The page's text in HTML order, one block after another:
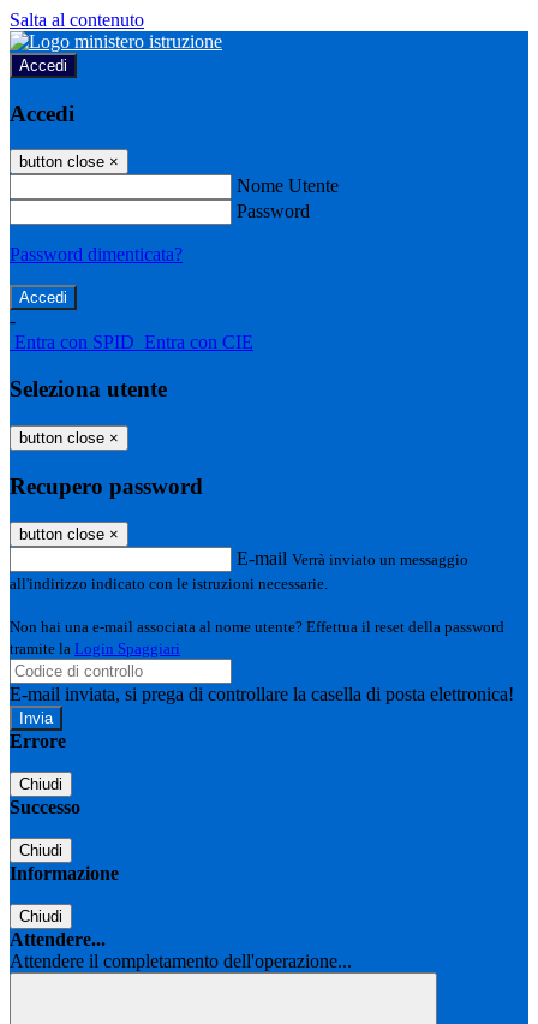
Salta al contenuto
Accedi
Accedi
button close ×
Nome Utente
Password
Password dimenticata?
-
Entra con SPID Entra con CIE
Seleziona utente
button close ×
Recupero password
button close ×
E-mail Verrà inviato un messaggio
all'indirizzo indicato con le istruzioni necessarie.
Non hai una e-mail associata al nome utente? Effettua il reset della password
tramite la Login Spaggiari
E-mail inviata, si prega di controllare la casella di posta elettronica!
Errore
Chiudi
Successo
Chiudi
Informazione
Chiudi
Attendere...
Attendere il completamento dell'operazione...